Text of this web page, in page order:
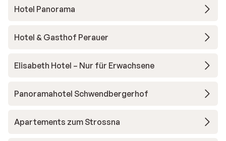
Hotel Panorama
Hotel & Gasthof Perauer
Elisabeth Hotel – Nur für Erwachsene
Panoramahotel Schwendbergerhof
Apartements zum Strossna